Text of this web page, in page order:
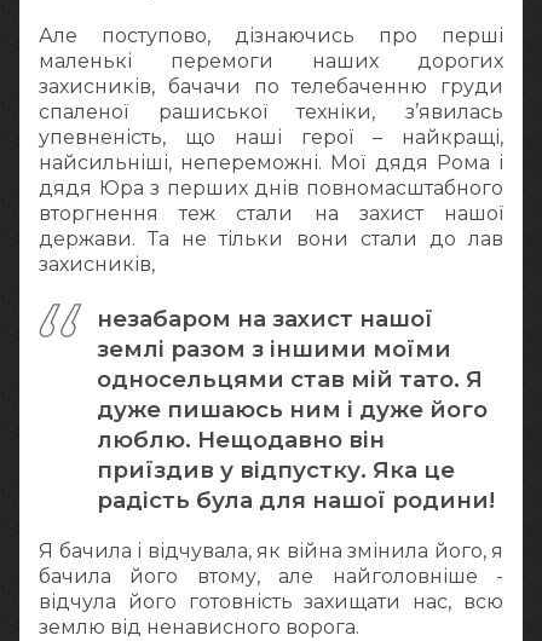
Але поступово, дізнаючись про перші
маленькі перемоги наших дорогих
захисників, бачачи по телебаченню груди
спаленої рашиської техніки, з’явилась
упевненість, що наші герої – найкращі,
найсильніші, непереможні. Мої дядя Рома і
дядя Юра з перших днів повномасштабного
вторгнення теж стали на захист нашої
держави. Та не тільки вони стали до лав
захисників,
незабаром на захист нашої
землі разом з іншими моїми
односельцями став мій тато. Я
дуже пишаюсь ним і дуже його
люблю. Нещодавно він
приїздив у відпустку. Яка це
радість була для нашої родини!
Я бачила і відчувала, як війна змінила його, я
бачила його втому, але найголовніше -
відчула його готовність захищати нас, всю
землю від ненависного ворога.